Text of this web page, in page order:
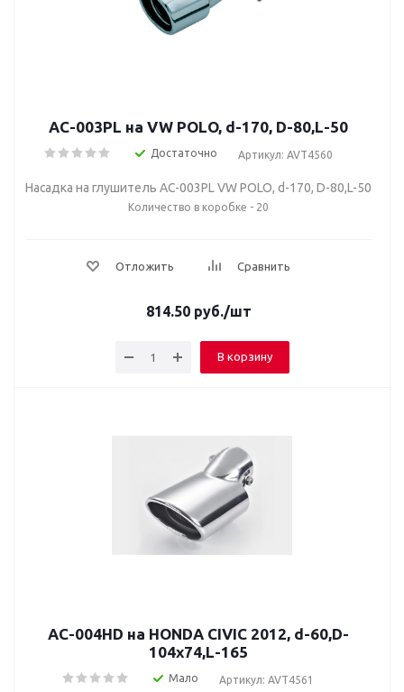
AC-003PL на VW POLO, d-170, D-80,L-50
Достаточно Артикул: AVT4560
Насадка на глушитель AC-003PL VW POLO, d-170, D-80,L-50
Количество в коробке - 20
Отложить Сравнить
814.50 руб./шт
В корзину
AC-004HD на HONDA CIVIC 2012, d-60,D-
104x74,L-165
Мало Артикул: AVT4561